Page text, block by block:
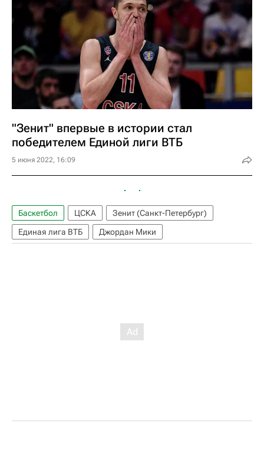
"Зенит" впервые в истории стал
победителем Единой лиги ВТБ
5 июня 2022, 16:09
Баскетбол ЦСКА
Зенит (Санкт-Петербург)
Единая лига ВТБ
Джордан Мики